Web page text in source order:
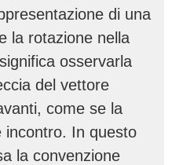
di una
la rotazione nella
osservarla
del vettore
come se la
incontro. In questo
la convenzione